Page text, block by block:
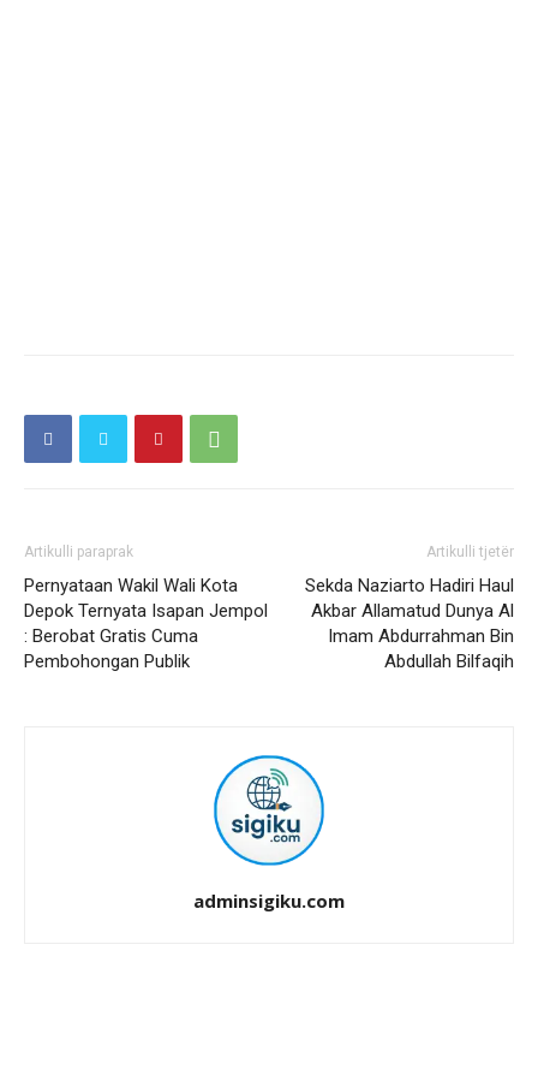
Artikulli paraprak
Pernyataan Wakil Wali Kota
Depok Ternyata Isapan Jempol
: Berobat Gratis Cuma
Pembohongan Publik
Artikulli tjetër
Sekda Naziarto Hadiri Haul
Akbar Allamatud Dunya Al
Imam Abdurrahman Bin
Abdullah Bilfaqih
adminsigiku.com